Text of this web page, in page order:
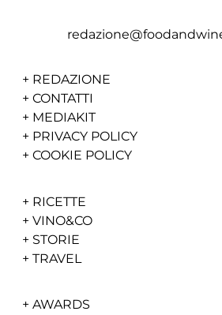
+ REDAZIONE
+ CONTATTI
+ MEDIAKIT
+ PRIVACY POLICY
+ COOKIE POLICY
+ RICETTE
+ VINO&CO
+ STORIE
+ TRAVEL
+ AWARDS